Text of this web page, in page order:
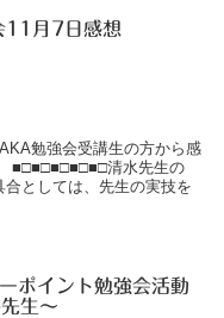
11月7日感想
勉強会受講生の方から感
清水先生の
としては、先生の実技を
ポイント勉強会活動
生～